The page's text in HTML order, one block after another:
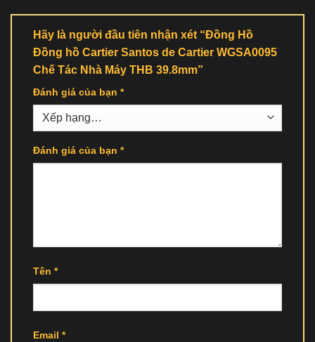
Hãy là người đầu tiên nhận xét “Đồng Hồ
Đồng hồ Cartier Santos de Cartier WGSA0095
Chế Tác Nhà Máy THB 39.8mm”
Đánh giá của bạn *
Đánh giá của bạn *
Tên *
Email *